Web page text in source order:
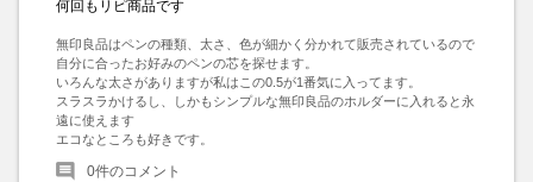
何回もリピ商品です
無印良品はペンの種類、太さ、色が細かく分かれて販売されているので
自分に合ったお好みのペンの芯を探せます。
いろんな太さがありますが私はこの0.5が1番気に入ってます。
スラスラかけるし、しかもシンプルな無印良品のホルダーに入れると永
遠に使えます
エコなところも好きです。
0件のコメント